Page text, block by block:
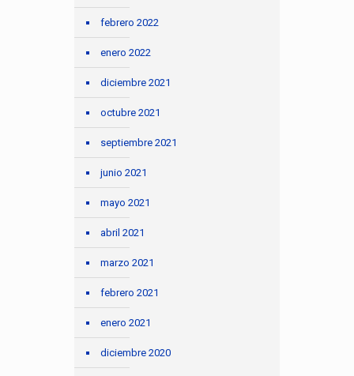
febrero 2022
enero 2022
diciembre 2021
octubre 2021
septiembre 2021
junio 2021
mayo 2021
abril 2021
marzo 2021
febrero 2021
enero 2021
diciembre 2020